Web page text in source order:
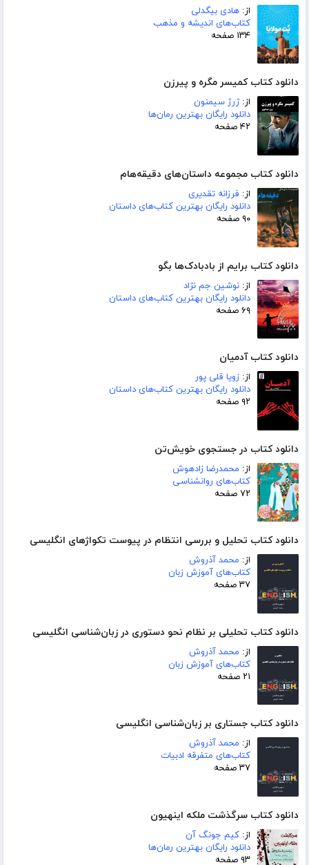
از: هادی بیگدلی
کتاب‌های اندیشه و مذهب
۱۳۴ صفحه
دانلود کتاب کمیسر مگره و پیرزن
از:ژرژ سیمنون
دانلود رایگان بهترین رمان‌ها
۴۲ صفحه
دانلود کتاب مجموعه داستان‌های دقیقه‌هام
از: فرزانه تقدیری
دانلود رایگان بهترین کتاب‌های داستان
۹۰ صفحه
دانلود کتاب برایم از بادبادک‌ها بگو
از: نوشین جم نژاد
دانلود رایگان بهترین کتاب‌های داستان
۶۹ صفحه
دانلود کتاب آدمیان
از: زویا قلی پور
دانلود رایگان بهترین کتاب‌های داستان
۹۲ صفحه
دانلود کتاب در جستجوی خویش‌تن
از: محمدرضا زادهوش
کتاب‌های روانشناسی
۷۲ صفحه
دانلود کتاب تحلیل و بررسی انتظام در پیوست تکواژهای انگلیسی
از: محمد آذروش
کتاب‌های آموزش زبان
۳۷ صفحه
دانلود کتاب تحلیلی بر نظام نحو دستوری در زبان‌شناسی انگلیسی
از: محمد آذروش
کتاب‌های آموزش زبان
۲۱ صفحه
دانلود کتاب جستاری بر زبان‌شناسی انگلیسی
از: محمد آذروش
کتاب‌های متفرقه ادبیات
۳۷ صفحه
دانلود کتاب سرگذشت ملکه اینهیون
از: کیم جونگ آن
دانلود رایگان بهترین رمان‌ها
۹۳ صفحه